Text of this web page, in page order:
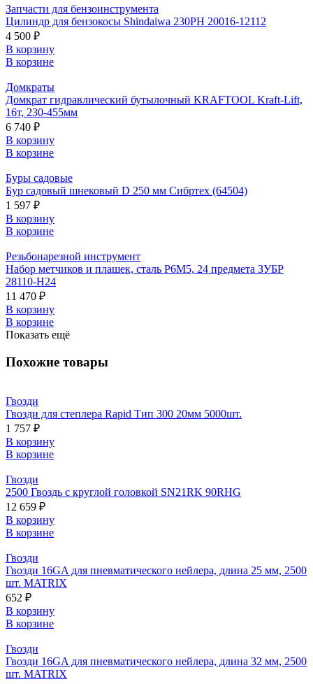
Запчасти для бензоинструмента
Цилиндр для бензокосы Shindaiwa 230PH 20016-12112
4 500 ₽
В корзину
В корзине
Домкраты
Домкрат гидравлический бутылочный KRAFTOOL Kraft-Lift,
16т, 230-455мм
6 740 ₽
В корзину
В корзине
Буры садовые
Бур садовый шнековый D 250 мм Сибртех (64504)
1 597 ₽
В корзину
В корзине
Резьбонарезной инструмент
Набор метчиков и плашек, сталь Р6М5, 24 предмета ЗУБР
28110-H24
11 470 ₽
В корзину
В корзине
Показать ещё
Похожие товары
Гвозди
Гвозди для степлера Rapid Тип 300 20мм 5000шт.
1 757 ₽
В корзину
В корзине
Гвозди
2500 Гвоздь с круглой головкой SN21RK 90RHG
12 659 ₽
В корзину
В корзине
Гвозди
Гвозди 16GA для пневматического нейлера, длина 25 мм, 2500
шт. MATRIX
652 ₽
В корзину
В корзине
Гвозди
Гвозди 16GA для пневматического нейлера, длина 32 мм, 2500
шт. MATRIX